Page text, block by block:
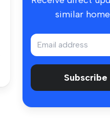
similar
Subscribe